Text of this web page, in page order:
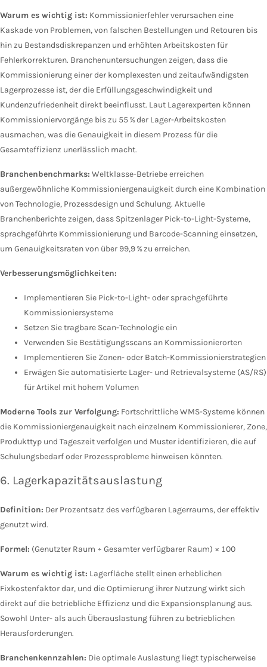
Warum es wichtig ist: Kommissionierfehler verursachen eine
Kaskade von Problemen, von falschen Bestellungen und Retouren bis
hin zu Bestandsdiskrepanzen und erhöhten Arbeitskosten für
Fehlerkorrekturen. Branchenuntersuchungen zeigen, dass die
Kommissionierung einer der komplexesten und zeitaufwändigsten
Lagerprozesse ist, der die Erfüllungsgeschwindigkeit und
Kundenzufriedenheit direkt beeinflusst. Laut Lagerexperten können
Kommissioniervorgänge bis zu 55 % der Lager-Arbeitskosten
ausmachen, was die Genauigkeit in diesem Prozess für die
Gesamteffizienz unerlässlich macht.
Branchenbenchmarks: Weltklasse-Betriebe erreichen
außergewöhnliche Kommissioniergenauigkeit durch eine Kombination
von Technologie, Prozessdesign und Schulung. Aktuelle
Branchenberichte zeigen, dass Spitzenlager Pick-to-Light-Systeme,
sprachgeführte Kommissionierung und Barcode-Scanning einsetzen,
um Genauigkeitsraten von über 99,9 % zu erreichen.
Verbesserungsmöglichkeiten:
Implementieren Sie Pick-to-Light- oder sprachgeführte
Kommissioniersysteme
Setzen Sie tragbare Scan-Technologie ein
Verwenden Sie Bestätigungsscans an Kommissionierorten
Implementieren Sie Zonen- oder Batch-Kommissionierstrategien
Erwägen Sie automatisierte Lager- und Retrievalsysteme (AS/RS)
für Artikel mit hohem Volumen
Moderne Tools zur Verfolgung: Fortschrittliche WMS-Systeme können
die Kommissioniergenauigkeit nach einzelnem Kommissionierer, Zone,
Produkttyp und Tageszeit verfolgen und Muster identifizieren, die auf
Schulungsbedarf oder Prozessprobleme hinweisen könnten.
6. Lagerkapazitätsauslastung
Definition: Der Prozentsatz des verfügbaren Lagerraums, der effektiv
genutzt wird.
Formel: (Genutzter Raum ÷ Gesamter verfügbarer Raum) × 100
Warum es wichtig ist: Lagerfläche stellt einen erheblichen
Fixkostenfaktor dar, und die Optimierung ihrer Nutzung wirkt sich
direkt auf die betriebliche Effizienz und die Expansionsplanung aus.
Sowohl Unter- als auch Überauslastung führen zu betrieblichen
Herausforderungen.
Branchenkennzahlen: Die optimale Auslastung liegt typischerweise